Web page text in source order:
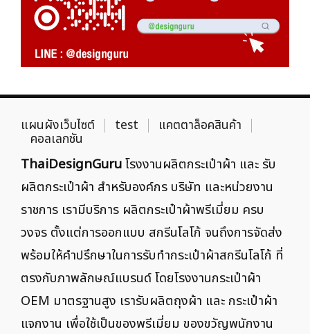
แผนผังเว็บไซต์ test แคตตาล็อคสินค้า
คอลเลกชัน
ThaiDesignGuruโรงงานผลิตกระเป๋าผ้า และ รับ
ผลิตกระเป๋าผ้า สำหรับองค์กร บริษัท และหน่วยงาน
ราชการ เรามีบริการ ผลิตกระเป๋าผ้าพรีเมี่ยม ครบ
วงจร ตั้งแต่การออกแบบ สกรีนโลโก้ จนถึงการจัดส่ง
พร้อมให้คำปรึกษาในการรับทำกระเป๋าผ้าสกรีนโลโก้ ที่
ตรงกับภาพลักษณ์แบรนด์ โดยโรงงานกระเป๋าผ้า
OEM มาตรฐานสูง เรารับผลิตถุงผ้า และ กระเป๋าผ้า
แจกงาน เพื่อใช้เป็นของพรีเมี่ยม ของขวัญพนักงาน